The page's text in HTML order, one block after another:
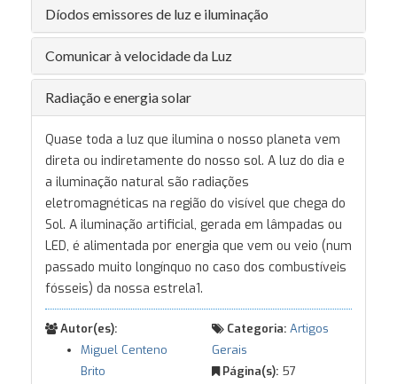
Díodos emissores de luz e iluminação
Comunicar à velocidade da Luz
Radiação e energia solar
Quase toda a luz que ilumina o nosso planeta vem
direta ou indiretamente do nosso sol. A luz do dia e
a iluminação natural são radiações
eletromagnéticas na região do visível que chega do
Sol. A iluminação artificial, gerada em lâmpadas ou
LED, é alimentada por energia que vem ou veio (num
passado muito longínquo no caso dos combustíveis
fósseis) da nossa estrela1.
Autor(es):
Miguel Centeno
Brito
Categoria: Artigos
Gerais
Página(s): 57